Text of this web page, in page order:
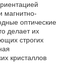
магнитно-
оптические
делает их
строгих
кристаллов